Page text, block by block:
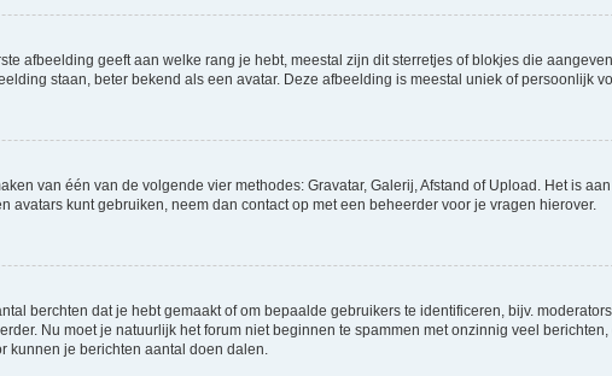
afbeelding geeft aan welke rang je hebt, meestal zijn dit sterretjes of blokjes die
staan, beter bekend als een avatar. Deze afbeelding is meestal uniek of persoonlijk
van één van de volgende vier methodes: Gravatar, Galerij, Afstand of Upload. Het is
kunt gebruiken, neem dan contact op met een beheerder voor je vragen hierover.
berchten dat je hebt gemaakt of om bepaalde gebruikers te identificeren, bijv.
Nu moet je natuurlijk het forum niet beginnen te spammen met onzinnig veel
kunnen je berichten aantal doen dalen.